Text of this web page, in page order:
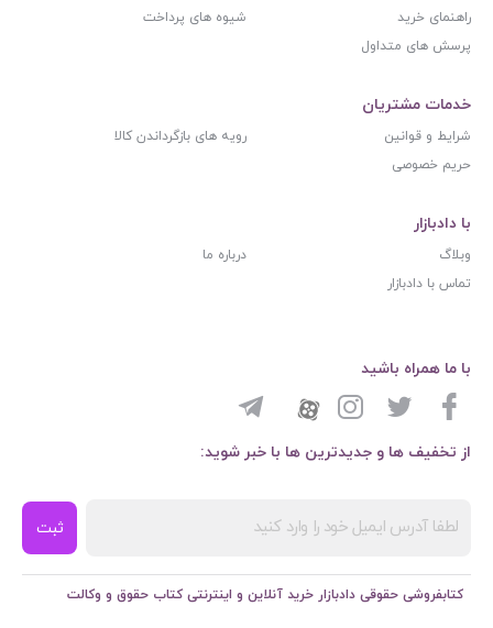
راهنمای خرید
شیوه های پرداخت
پرسش های متداول
خدمات مشتریان
شرایط و قوانین
رویه های بازگرداندن کالا
حریم خصوصی
با دادبازار
وبلاگ
درباره ما
تماس با دادبازار
از تخفیف ها و جدیدترین ها با خبر شوید:
ثبت
با ما همراه باشید
کتابفروشی حقوقی دادبازار خرید آنلاین و اینترنتی کتاب حقوق و وکالت